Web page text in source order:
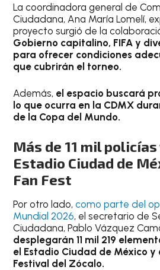
La coordinadora general de
Ciudadana, Ana María Lomelí,
proyecto surgió de la
Gobierno capitalino, FIFA y
para ofrecer condiciones
que cubrirán el torneo.
Además, el espacio buscará
lo que ocurra en la CDMX
de la Copa del Mundo.
Más de 11 mil
Estadio Ciudad de
Fan Fest
Por otro lado,como parte del
Mundial 2026, el secretario de
Ciudadana, Pablo Vázquez
desplegarán 11 mil 219
el Estadio Ciudad de México y
Festival del Zócalo.